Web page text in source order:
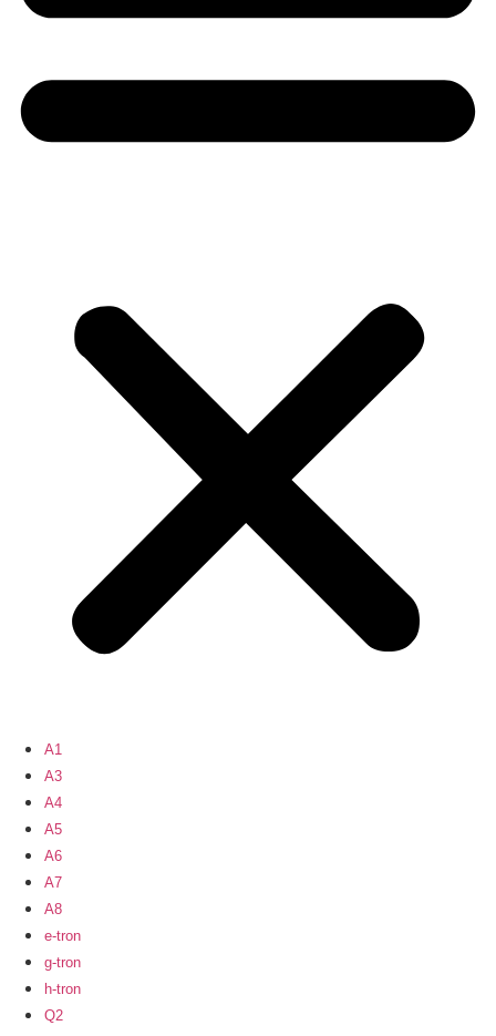
A1
A3
A4
A5
A6
A7
A8
e-tron
g-tron
h-tron
Q2